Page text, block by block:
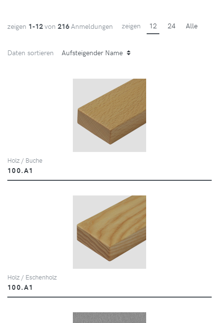
zeigen 1-12von 216Anmeldungen zeigen 12 24 Alle
Daten sortieren
Holz / Buche
100.A1
Holz / Eschenholz
100.A1